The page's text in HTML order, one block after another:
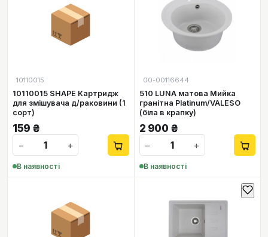
📦
10110015
10110015 SHAPE Картридж
для змішувача д/раковини (1
сорт)
159 ₴
−
+
В наявності
00-00116644
510 LUNA матова Мийка
гранітна Platinum/VALESO
(біла в крапку)
2 900 ₴
−
+
В наявності
📦